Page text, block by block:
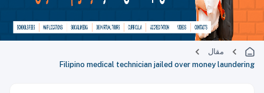
مقال
Filipino medical technician jailed over money laundering